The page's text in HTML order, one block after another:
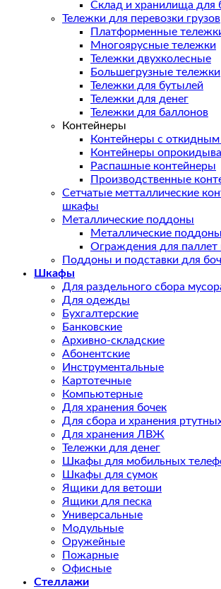
Склад и хранилища для
Тележки для перевозки грузов
Платформенные
Многоярусные тележки
Тележки двухколесные
Большегрузные тележки
Тележки для бутылей
Тележки для денег
Тележки для баллонов
Контейнеры
Контейнеры с
Контейнеры
Распашные контейнеры
Производственные
Сетчатые метталлические
шкафы
Металлические поддоны
Металлические
Ограждения для паллет
Поддоны и подставки для
Шкафы
Для раздельного сбора
Для одежды
Бухгалтерские
Банковские
Архивно-складские
Абонентские
Инструментальные
Картотечные
Компьютерные
Для хранения бочек
Для сбора и хранения
Для хранения ЛВЖ
Тележки для денег
Шкафы для мобильных
Шкафы для сумок
Ящики для ветоши
Ящики для песка
Универсальные
Модульные
Оружейные
Пожарные
Офисные
Стеллажи